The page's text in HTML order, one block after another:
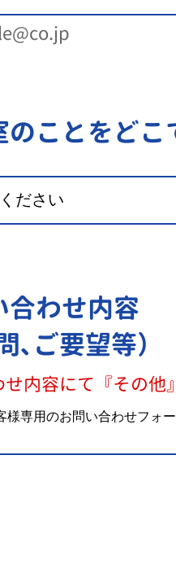
のことをどこ
合わせ内容
､ご要望等）
内容にて『その他
専用のお問い合わせフォ